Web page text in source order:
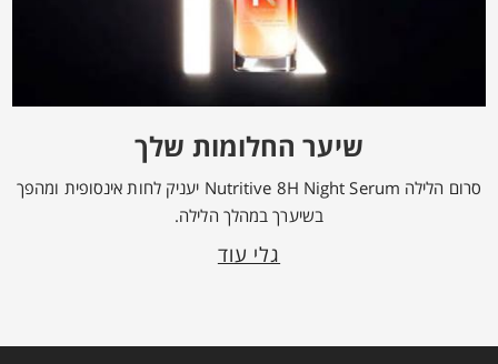
שיער החלומות שלך
סרום הלילה Nutritive 8H Night Serum יעניק לחות אינסופית ומהפך
בשיערך במהלך הלילה.
גלי עוד